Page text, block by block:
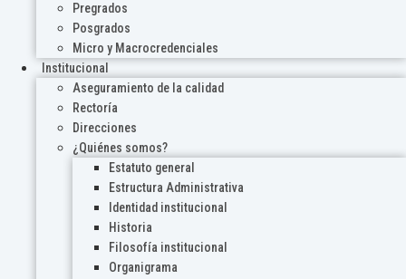
Pregrados
Posgrados
Micro y Macrocredenciales
Institucional
Aseguramiento de la calidad
Rectoría
Direcciones
¿Quiénes somos?
Estatuto general
Estructura Administrativa
Identidad institucional
Historia
Filosofía institucional
Organigrama